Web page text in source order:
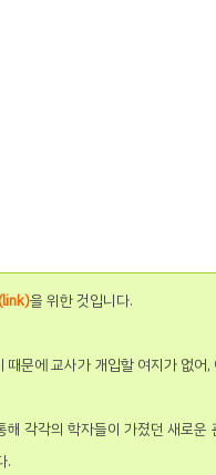
을 위한 것입니다.
문에 교사가 개입할 여지가 없어,
각각의 학자들이 가졌던 새로운
.